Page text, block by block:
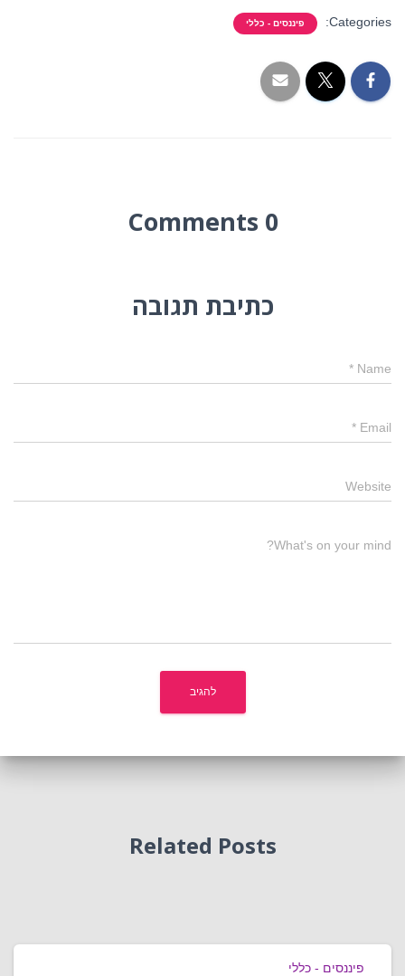
Categories: פיננסים - כללי
0 Comments
כתיבת תגובה
Name
*
Email
*
Website
What's on your mind?
Related Posts
פיננסים - כללי